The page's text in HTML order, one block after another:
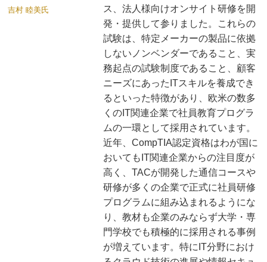
吉村 睦美氏
ス、法人様向けオンサイト研修を開
発・提供して参りました。これらの
試験は、特定メーカーの製品に依拠
しないノンベンダーであること、実
務起点の試験制度であること、顧客
ニーズにあったITスキルを養成でき
るといった特徴があり、欧米の数多
くのIT関連企業で社員教育プログラ
ムの一環として採用されています。
近年、CompTIA認定資格はわが国に
おいてもIT関連企業からの注目度が
高く、TACが開発した通信コースや
研修が多くの企業で正式に社員研修
プログラムに組み込まれるようにな
り、教材も企業のみならず大学・専
門学校でも積極的に採用される事例
が増えています。特にIT分野におけ